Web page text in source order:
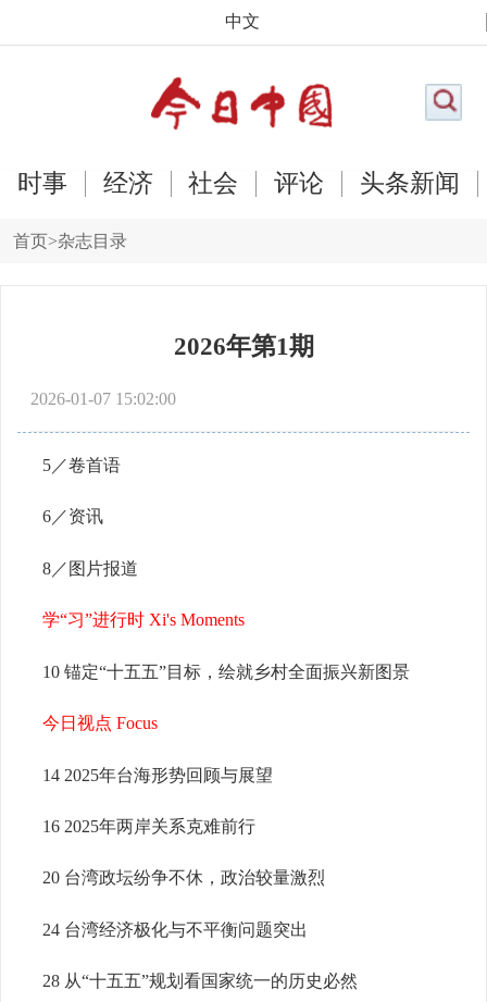
中文
时事 经济 社会 评论 头条新闻
首页>杂志目录
2026年第1期
2026-01-07 15:02:00
5／卷首语
6／资讯
8／图片报道
学“习”进行时 Xi's Moments
10 锚定“十五五”目标，绘就乡村全面振兴新图景
今日视点 Focus
14 2025年台海形势回顾与展望
16 2025年两岸关系克难前行
20 台湾政坛纷争不休，政治较量激烈
24 台湾经济极化与不平衡问题突出
28 从“十五五”规划看国家统一的历史必然